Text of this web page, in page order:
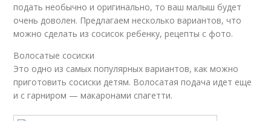
подать необычно и оригинально, то ваш малыш будет
очень доволен. Предлагаем несколько вариантов, что
можно сделать из сосисок ребенку, рецепты с фото.
Волосатые сосиски
Это одно из самых популярных вариантов, как можно
приготовить сосиски детям. Волосатая подача идет еще
и с гарниром — макаронами спагетти.